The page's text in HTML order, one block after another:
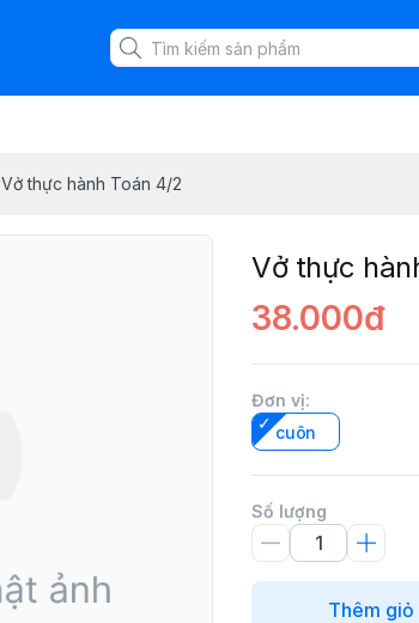
Vở thực hành Toán 4/2
Vở thực
38.000đ
Đơn vị:
cuôn
Số lượng
Thêm giỏ